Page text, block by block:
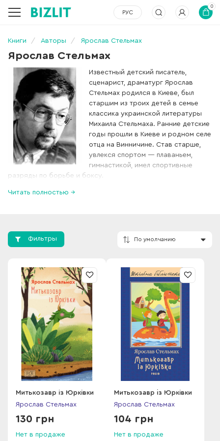
РУС
0
Книги Авторы Ярослав Стельмах
Ярослав Стельмах
Известный детский писатель,
сценарист, драматург Ярослав
Стельмах родился в Киеве, был
старшим из троих детей в семье
классика украинской литературы
Михаила Стельмаха. Ранние детские
годы прошли в Киеве и родном селе
отца на Винничине. Став старше,
увлекся спортом — плаваньем,
гимнастикой, имел спортивные
разряды по борьбе и боксу.
любил играть на гитаре. Очень много читал, отлично учился
институт иностранных языков, затем аспирантуру этого же
института.
книг для детей. Одной из них был сборник рассказов
эскимосского писателя, в который очень доходчиво и
интересно рассказывалось о нелегкой жизни северных
племен. Позже были московские Высшие литературные
курсы. И преподавание в родном университете. Там же
познакомился со своей будущей женой, через два года они
поженились и прожили вместе 28 лет, до трагической
гибели писателя в автомобильной катастрофе на
Бориспольской трассе под Киевом. У него просто отказало
сердце. В 1975 году вышел первый сборник детских
рассказов. А через три года его приняли в Союз писателей
Советского Союза. Все это время он пишет пьесы, которые
сразу же берут театры.
Все постановки по его сценариям идут с аншлагами. Он
пьес российских и зарубежных писателей. Все пьесы
Ярослава были опубликованы в журнале «Театр», печатали
Читать полностью →
Фильтры
По умолчанию
Митькозавр із Юрківки
Ярослав Стельмах
130 грн
Нет в продаже
Митькозавр iз Юрківки
Ярослав Стельмах
104 грн
Нет в продаже